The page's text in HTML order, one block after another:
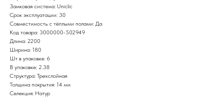
Замковая система: Uniclic
Срок эксплуатации: 30
Совместимость с тёплыми полами: Да
Код товара: 3000000-502949
Длина: 2200
Ширина: 180
Шт в упаковке: 6
В упаковке: 2.38
Структура: Трехслойная
Толщина покрытия: 14 мм
Селекция: Натур